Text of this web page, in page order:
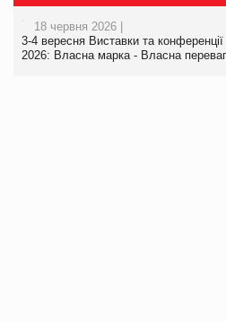
18 червня 2026 |
3-4 вересня Виставки та
2026: Власна марка - Власна